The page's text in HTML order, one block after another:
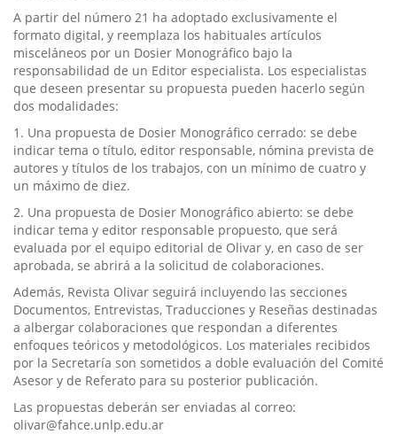
A partir del número 21 ha adoptado exclusivamente el
formato digital, y reemplaza los habituales artículos
misceláneos por un Dosier Monográfico bajo la
responsabilidad de un Editor especialista. Los especialistas
que deseen presentar su propuesta pueden hacerlo según
dos modalidades:
1. Una propuesta de Dosier Monográfico cerrado: se debe
indicar tema o título, editor responsable, nómina prevista de
autores y títulos de los trabajos, con un mínimo de cuatro y
un máximo de diez.
2. Una propuesta de Dosier Monográfico abierto: se debe
indicar tema y editor responsable propuesto, que será
evaluada por el equipo editorial de Olivar y, en caso de ser
aprobada, se abrirá a la solicitud de colaboraciones.
Además, Revista Olivar seguirá incluyendo las secciones
Documentos, Entrevistas, Traducciones y Reseñas destinadas
a albergar colaboraciones que respondan a diferentes
enfoques teóricos y metodológicos. Los materiales recibidos
por la Secretaría son sometidos a doble evaluación del Comité
Asesor y de Referato para su posterior publicación.
Las propuestas deberán ser enviadas al correo:
olivar@fahce.unlp.edu.ar